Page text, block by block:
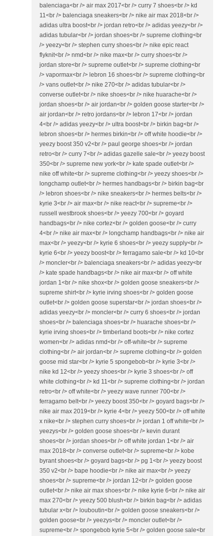
balenciaga<br /> air max 2017<br /> curry 7 shoes<br /> kd
11<br /> balenciaga sneakers<br /> nike air max 2018<br />
adidas ultra boost<br /> jordan retro<br /> adidas yeezy<br />
adidas tubular<br /> jordan shoes<br /> supreme clothing<br
/> yeezy<br /> stephen curry shoes<br /> nike epic react
flyknit<br /> nmd<br /> nike max<br /> curry shoes<br />
jordan store<br /> supreme outlet<br /> supreme clothing<br
/> vapormax<br /> lebron 16 shoes<br /> supreme clothing<br
/> vans outlet<br /> nike 270<br /> adidas tubular<br />
converse outlet<br /> nike shoes<br /> nike huarache<br />
jordan shoes<br /> air jordan<br /> golden goose starter<br />
air jordan<br /> retro jordans<br /> lebron 17<br /> jordan
4<br /> adidas yeezy<br /> ultra boost<br /> birkin bag<br />
lebron shoes<br /> hermes birkin<br /> off white hoodie<br />
yeezy boost 350 v2<br /> paul george shoes<br /> jordan
retro<br /> curry 7<br /> adidas gazelle sale<br /> yeezy boost
350<br /> supreme new york<br /> kate spade outlet<br />
nike off white<br /> supreme clothing<br /> yeezy shoes<br />
longchamp outlet<br /> hermes handbags<br /> birkin bag<br
/> lebron shoes<br /> nike sneakers<br /> hermes belts<br />
kyrie 3<br /> air max<br /> nike react<br /> supreme<br />
russell westbrook shoes<br /> yeezy 700<br /> goyard
handbags<br /> nike cortez<br /> golden goose<br /> curry
4<br /> nike air max<br /> longchamp handbags<br /> nike air
max<br /> yeezy<br /> kyrie 6 shoes<br /> yeezy supply<br />
kyrie 6<br /> yeezy boost<br /> ferragamo sale<br /> kd 10<br
/> moncler<br /> balenciaga sneakers<br /> adidas yeezy<br
/> kate spade handbags<br /> nike air max<br /> off white
jordan 1<br /> nike shox<br /> golden goose sneakers<br />
supreme shirt<br /> kyrie irving shoes<br /> golden goose
outlet<br /> golden goose superstar<br /> jordan shoes<br />
adidas yeezy<br /> moncler<br /> curry 6 shoes<br /> jordan
shoes<br /> balenciaga shoes<br /> huarache shoes<br />
kyrie irving shoes<br /> timberland boots<br /> nike cortez
women<br /> adidas nmd<br /> off-white<br /> supreme
clothing<br /> air jordan<br /> supreme clothing<br /> golden
goose mid star<br /> kyrie 5 spongebob<br /> kyrie 3<br />
nike kd 12<br /> yeezy shoes<br /> kyrie 3 shoes<br /> off
white clothing<br /> kd 11<br /> supreme clothing<br /> jordan
retro<br /> off white<br /> yeezy wave runner 700<br />
ferragamo belt<br /> yeezy boost 350<br /> goyard bags<br />
nike air max 2019<br /> kyrie 4<br /> yeezy 500<br /> off white
x nike<br /> stephen curry shoes<br /> jordan 1 off white<br />
yeezys<br /> golden goose shoes<br /> kevin durant
shoes<br /> jordan shoes<br /> off white jordan 1<br /> air
max 2018<br /> converse outlet<br /> supreme<br /> kobe
byrant shoes<br /> goyard bags<br /> pg 1<br /> yeezy boost
350 v2<br /> bape hoodie<br /> nike air max<br /> yeezy
shoes<br /> supreme<br /> jordan 12<br /> golden goose
outlet<br /> nike air max shoes<br /> nike kyrie 6<br /> nike air
max 270<br /> yeezy 500 blush<br /> birkin bag<br /> adidas
tubular x<br /> louboutin<br /> golden goose sneakers<br />
golden goose<br /> yeezys<br /> moncler outlet<br />
supreme<br /> spongebob kyrie 5<br /> golden goose sale<br